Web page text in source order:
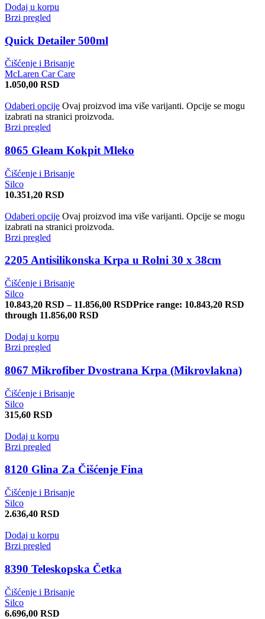
Dodaj u korpu
Brzi pregled
Quick Detailer 500ml
Čišćenje i Brisanje
McLaren Car Care
1.050,00 RSD
Odaberi opcije Ovaj proizvod ima više varijanti. Opcije se mogu
izabrati na stranici proizvoda.
Brzi pregled
8065 Gleam Kokpit Mleko
Čišćenje i Brisanje
Silco
10.351,20 RSD
Odaberi opcije Ovaj proizvod ima više varijanti. Opcije se mogu
izabrati na stranici proizvoda.
Brzi pregled
2205 Antisilikonska Krpa u Rolni 30 x 38cm
Čišćenje i Brisanje
Silco
10.843,20 RSD – 11.856,00 RSDPrice range: 10.843,20 RSD
through 11.856,00 RSD
Dodaj u korpu
Brzi pregled
8067 Mikrofiber Dvostrana Krpa (Mikrovlakna)
Čišćenje i Brisanje
Silco
315,60 RSD
Dodaj u korpu
Brzi pregled
8120 Glina Za Čišćenje Fina
Čišćenje i Brisanje
Silco
2.636,40 RSD
Dodaj u korpu
Brzi pregled
8390 Teleskopska Četka
Čišćenje i Brisanje
Silco
6.696,00 RSD